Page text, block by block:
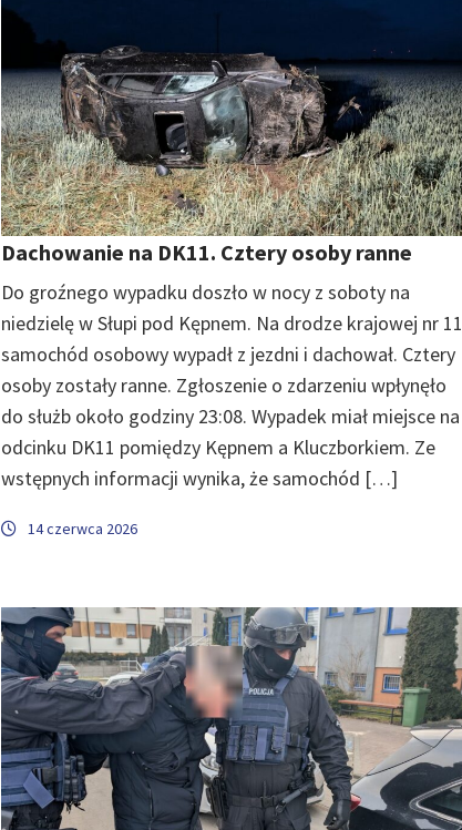
Dachowanie na DK11. Cztery osoby ranne
Do groźnego wypadku doszło w nocy z soboty na
niedzielę w Słupi pod Kępnem. Na drodze krajowej nr 11
samochód osobowy wypadł z jezdni i dachował. Cztery
osoby zostały ranne. Zgłoszenie o zdarzeniu wpłynęło
do służb około godziny 23:08. Wypadek miał miejsce na
odcinku DK11 pomiędzy Kępnem a Kluczborkiem. Ze
wstępnych informacji wynika, że samochód […]
14 czerwca 2026